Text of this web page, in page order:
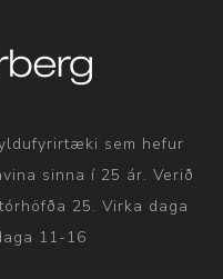
sem hefur
sinna í 25 ár. Verið
25. Virka daga
11-16